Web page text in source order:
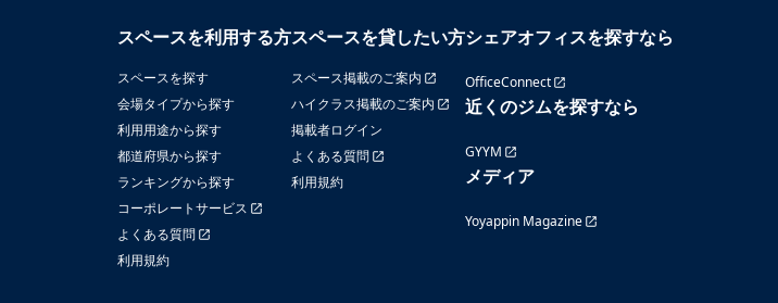
スペースを利用する方
スペースを探す
会場タイプから探す
利用用途から探す
都道府県から探す
ランキングから探す
コーポレートサービス
よくある質問
利用規約
スペースを貸したい方
スペース掲載のご案内
ハイクラス掲載のご案内
掲載者ログイン
よくある質問
利用規約
シェアオフィスを探すなら
OfficeConnect
近くのジムを探すなら
GYYM
メディア
Yoyappin Magazine